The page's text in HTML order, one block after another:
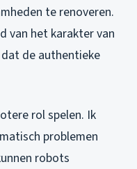
te renoveren.
van het karakter van
de authentieke
rol spelen. Ik
problemen
robots